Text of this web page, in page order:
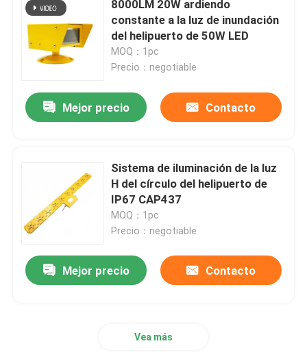
Luces del cojín del helicóptero
Luces de navegación accionadas solares
8000LM 20W ardiendo
constante a la luz de inundación
del helipuerto de 50W LED
MOQ：1pc
Precio：negotiable
Mejor precio Contacto
Sistema de iluminación de la luz
H del círculo del helipuerto de
IP67 CAP437
MOQ：1pc
Precio：negotiable
Mejor precio Contacto
Vea más